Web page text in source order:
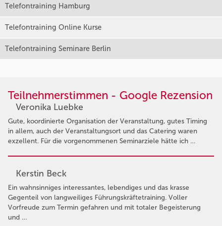
Telefontraining Hamburg
Telefontraining Online Kurse
Telefontraining Seminare Berlin
Teilnehmerstimmen - Google Rezension
Veronika Luebke
Gute, koordinierte Organisation der Veranstaltung, gutes Timing
in allem, auch der Veranstaltungsort und das Catering waren
exzellent. Für die vorgenommenen Seminarziele hätte ich …
Kerstin Beck
Ein wahnsinniges interessantes, lebendiges und das krasse
Gegenteil von langweiliges Führungskräftetraining. Voller
Vorfreude zum Termin gefahren und mit totaler Begeisterung
und …